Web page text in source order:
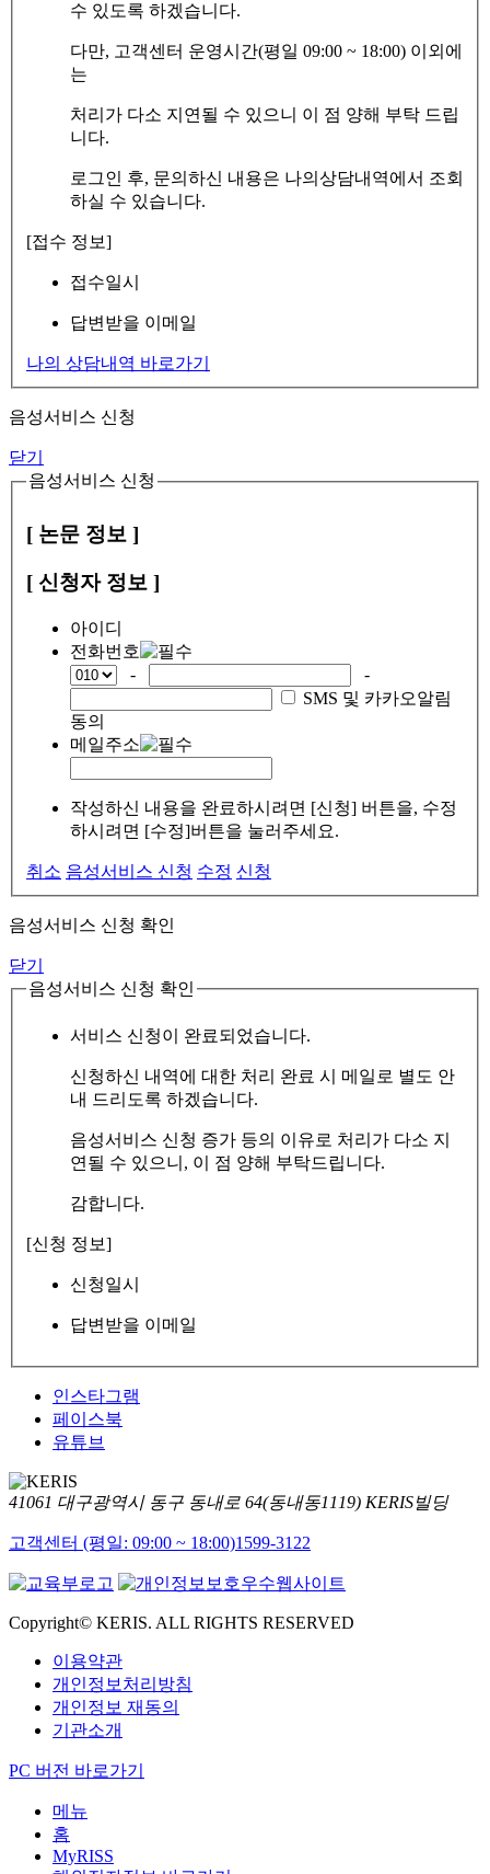
수 있도록 하겠습니다.
다만, 고객센터 운영시간(평일 09:00 ~ 18:00) 이외에
는
처리가 다소 지연될 수 있으니 이 점 양해 부탁 드립
니다.
로그인 후, 문의하신 내용은 나의상담내역에서 조회
하실 수 있습니다.
[접수 정보]
접수일시
답변받을 이메일
나의 상담내역 바로가기
음성서비스 신청
닫기
음성서비스 신청
[ 논문 정보 ]
[ 신청자 정보 ]
아이디
전화번호
-
-
SMS 및 카카오알림
동의
메일주소
작성하신 내용을 완료하시려면 [신청] 버튼을, 수정
하시려면 [수정]버튼을 눌러주세요.
취소 음성서비스 신청 수정 신청
음성서비스 신청 확인
닫기
음성서비스 신청 확인
서비스 신청이 완료되었습니다.
신청하신 내역에 대한 처리 완료 시 메일로 별도 안
내 드리도록 하겠습니다.
음성서비스 신청 증가 등의 이유로 처리가 다소 지
연될 수 있으니, 이 점 양해 부탁드립니다.
감합니다.
[신청 정보]
신청일시
답변받을 이메일
인스타그램
페이스북
유튜브
41061 대구광역시 동구 동내로 64(동내동1119) KERIS빌딩
고객센터 (평일: 09:00 ~ 18:00)1599-3122
Copyright© KERIS. ALL RIGHTS RESERVED
이용약관
개인정보처리방침
개인정보 재동의
기관소개
PC 버전 바로가기
메뉴
홈
MyRISS